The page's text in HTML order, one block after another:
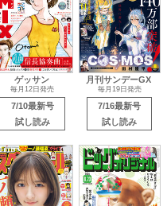
ゲッサン
毎月12日発売
7/10最新号
試し読み
月刊サンデーGX
毎月19日発売
7/16最新号
試し読み